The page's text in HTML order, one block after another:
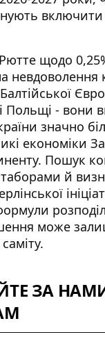
включити
щодо
невдоволення
Польщі - вони
значно
економіки
Пошук
й
може
ЗА